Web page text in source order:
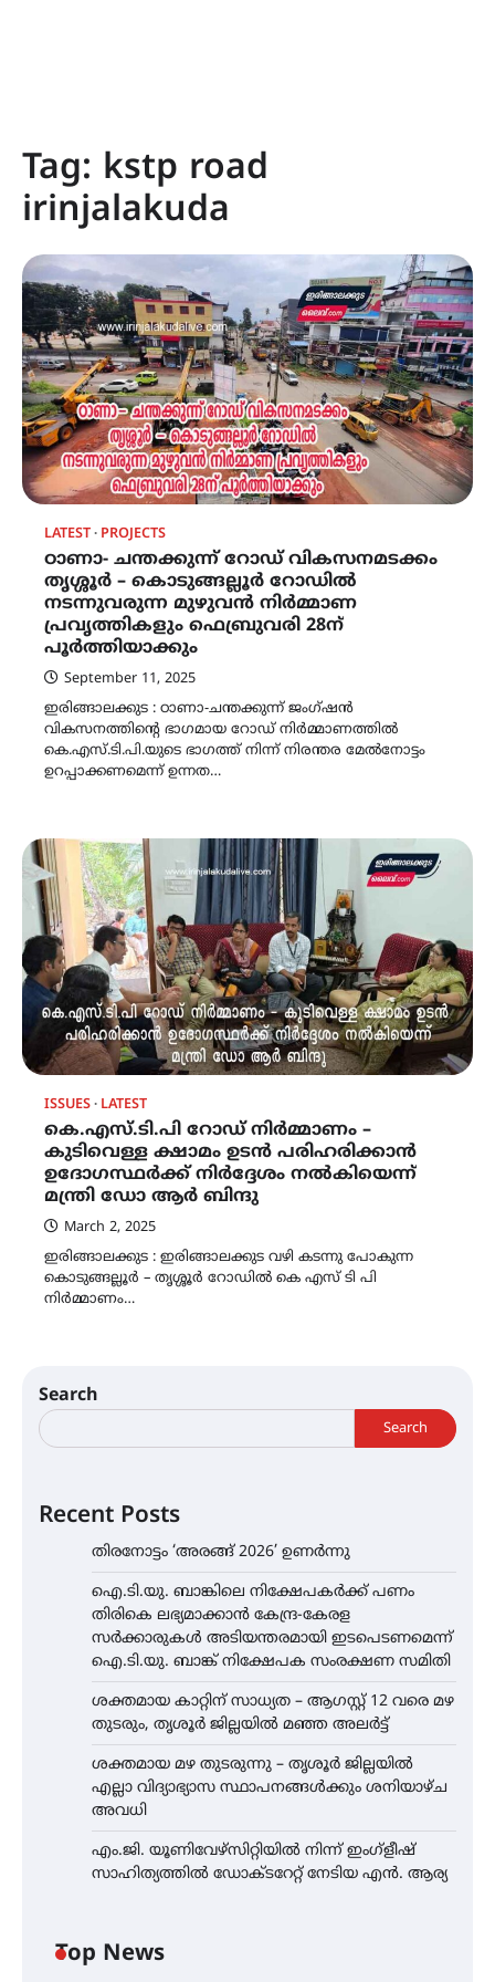
Tag: kstp road
irinjalakuda
LATEST PROJECTS
ഠാണാ- ചന്തക്കുന്ന് റോഡ് വികസനമടക്കം
തൃശ്ശൂർ – കൊടുങ്ങല്ലൂർ റോഡിൽ
നടന്നുവരുന്ന മുഴുവൻ നിർമ്മാണ
പ്രവൃത്തികളും ഫെബ്രുവരി 28ന്
പൂർത്തിയാക്കും
September 11, 2025
ഇരിങ്ങാലക്കുട : ഠാണാ-ചന്തക്കുന്ന് ജംഗ്ഷൻ
വികസനത്തിന്റെ ഭാഗമായ റോഡ് നിർമ്മാണത്തിൽ
കെ.എസ്.ടി.പി.യുടെ ഭാഗത്ത് നിന്ന് നിരന്തര മേൽനോട്ടം
ഉറപ്പാക്കണമെന്ന് ഉന്നത…
ISSUES LATEST
കെ.എസ്.ടി.പി റോഡ് നിർമ്മാണം –
കുടിവെള്ള ക്ഷാമം ഉടൻ പരിഹരിക്കാൻ
ഉദോഗസ്ഥർക്ക് നിർദ്ദേശം നൽകിയെന്ന്
മന്ത്രി ഡോ ആർ ബിന്ദു
March 2, 2025
ഇരിങ്ങാലക്കുട : ഇരിങ്ങാലക്കുട വഴി കടന്നു പോകുന്ന
കൊടുങ്ങല്ലൂർ – തൃശ്ശൂർ റോഡിൽ കെ എസ് ടി പി
നിർമ്മാണം…
Search
Search
Recent Posts
തിരനോട്ടം ‘അരങ്ങ് 2026’ ഉണർന്നു
ഐ.ടി.യു. ബാങ്കിലെ നിക്ഷേപകർക്ക് പണം
തിരികെ ലഭ്യമാക്കാൻ കേന്ദ്ര-കേരള
സർക്കാരുകൾ അടിയന്തരമായി ഇടപെടണമെന്ന്
ഐ.ടി.യു. ബാങ്ക് നിക്ഷേപക സംരക്ഷണ സമിതി
ശക്തമായ കാറ്റിന് സാധ്യത – ആഗസ്റ്റ് 12 വരെ മഴ
തുടരും, തൃശൂർ ജില്ലയിൽ മഞ്ഞ അലർട്ട്
ശക്തമായ മഴ തുടരുന്നു – തൃശൂർ ജില്ലയിൽ
എല്ലാ വിദ്യാഭ്യാസ സ്ഥാപനങ്ങൾക്കും ശനിയാഴ്ച
അവധി
എം.ജി. യൂണിവേഴ്‌സിറ്റിയിൽ നിന്ന് ഇംഗ്ളീഷ്
സാഹിത്യത്തിൽ ഡോക്ടറേറ്റ് നേടിയ എൻ. ആര്യ
Top News